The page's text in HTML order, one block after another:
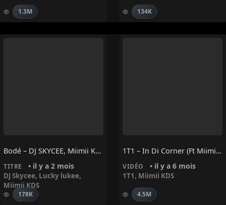
1.3M 134K
Bodé – DJ SKYCEE, Miimii KDS, Lucky Lukee
TITRE • il y a 2 mois
DJ Skycee, Lucky lukee,
Miimii KDS
178K
1T1 – In Di Corner (Ft Miimii KDS)
VIDÉO • il y a 6 mois
1T1, Miimii KDS
4.5M